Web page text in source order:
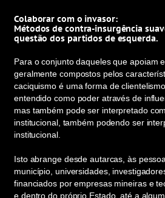
Colaborar com o invasor:
Métodos de contra-insurgência
questão dos partidos de esquerda.
Para o conjunto daqueles que apoiam
geralmente compostos pelos
caciquismo é uma forma de
entendido como poder através de
mas também pode ser interpretado
institucional, também podendo ser
institucional.
Isto abrange desde autarcas, às
município, universidades,
financiados por empresas mineiras e
e dentro do próprio Estado, até a